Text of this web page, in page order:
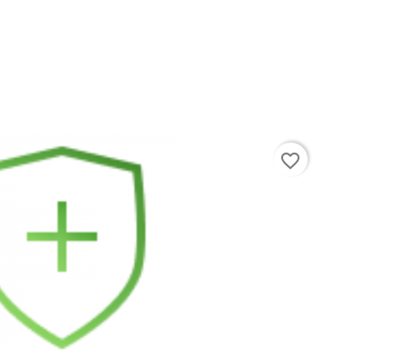
favorite_border